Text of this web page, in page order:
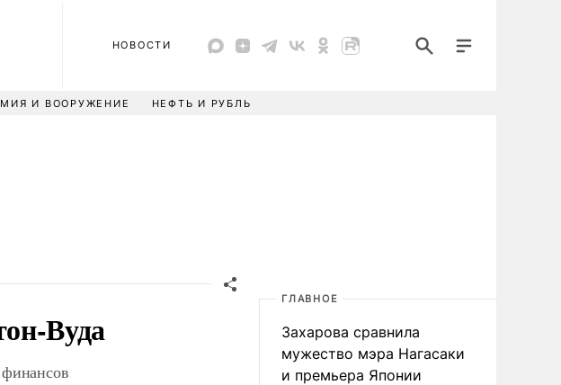
НОВОСТИ
И ВООРУЖЕНИЕ НЕФТЬ И РУБЛЬ
Вуда
ГЛАВНОЕ
Захарова сравнила
мужество мэра Нагасаки
и премьера Японии